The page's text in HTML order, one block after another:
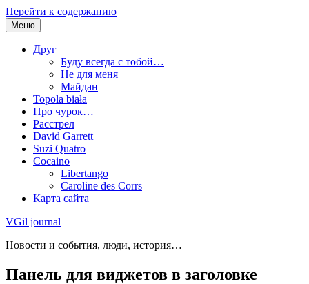
Перейти к содержанию
Меню
Друг
Буду всегда с тобой…
Не для меня
Майдан
Topola biała
Про чурок…
Расстрел
David Garrett
Suzi Quatro
Cocaino
Libertango
Caroline des Corrs
Карта сайта
VGil journal
Новости и события, люди, история…
Панель для виджетов в заголовке